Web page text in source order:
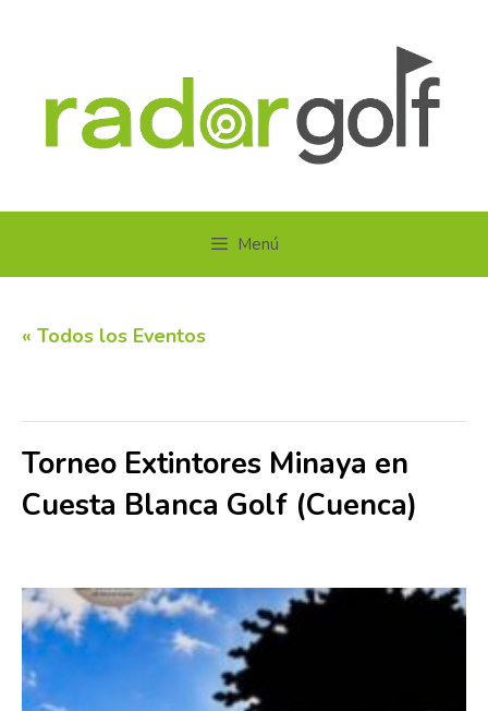
Menú
« Todos los Eventos
Torneo Extintores Minaya en
Cuesta Blanca Golf (Cuenca)